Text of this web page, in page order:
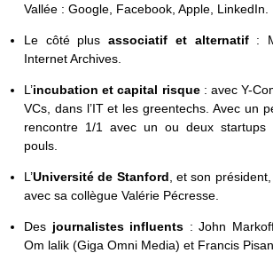
Vallée : Google, Facebook, Apple, LinkedIn.
Le côté plusassociatif et alternatif :
Internet Archives.
L’incubation et capital risque : avec Y-
VCs, dans l’IT et les greentechs. Avec un
rencontre 1/1 avec un ou deux
pouls.
L’Université de Stanford , et son
avec sa collègue Valérie Pécresse.
Des journalistes influents : John
Om lalik (Giga Omni Media) et Francis